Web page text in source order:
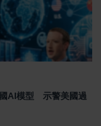
AI模型 示警美國過